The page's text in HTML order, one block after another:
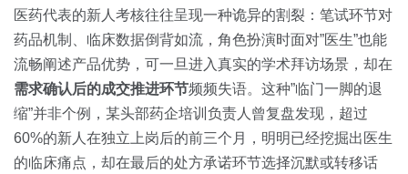
下载客户端
企业服务
消费医疗
教育
汽车
开放平台
定价
资源中心
医药代表的新人考核往往呈现一种诡异的割裂：笔试环节对
药品机制、临床数据倒背如流，角色扮演时面对”医生”也能
流畅阐述产品优势，可一旦进入真实的学术拜访场景，却在
需求确认后的成交推进环节频频失语。这种”临门一脚的退
缩”并非个例，某头部药企培训负责人曾复盘发现，超过
60%的新人在独立上岗后的前三个月，明明已经挖掘出医生
的临床痛点，却在最后的处方承诺环节选择沉默或转移话